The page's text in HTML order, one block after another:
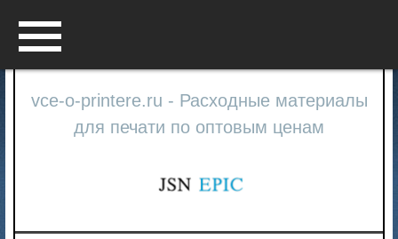
vce-o-printere.ru - Расходные материалы
для печати по оптовым ценам